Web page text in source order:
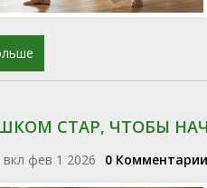
СТАР, ЧТОБЫ
вкл фев 1 2026
0 Комментарии